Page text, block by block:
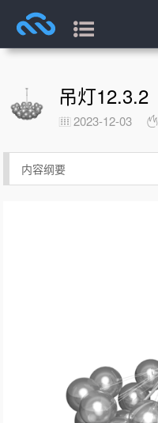
吊灯12.3.2
2023-12-03
内容纲要